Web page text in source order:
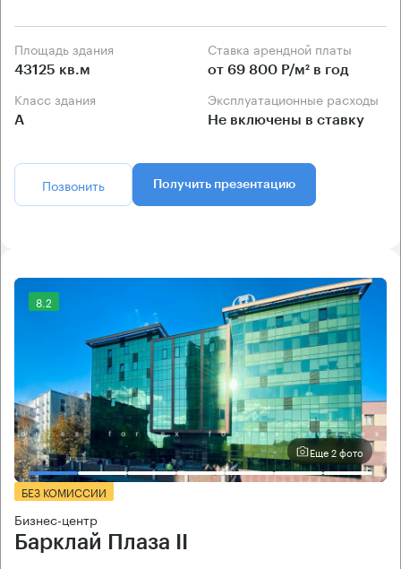
Площадь здания
43125 кв.м
Ставка арендной платы
от 69 800 Р/м² в год
Класс здания
А
Эксплуатационные расходы
Не включены в ставку
Позвонить Получить презентацию
8.2
Еще 2 фото
БЕЗ КОМИССИИ
Бизнес-центр
Барклай Плаза II